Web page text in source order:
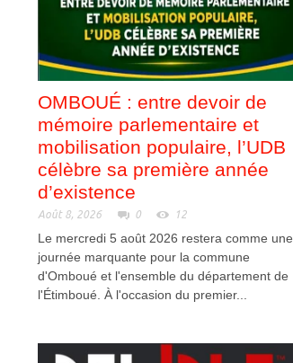
OMBOUÉ : entre devoir de
mémoire parlementaire et
mobilisation populaire, l’UDB
célèbre sa première année
d’existence
Août 8, 2026 0 12
Le mercredi 5 août 2026 restera comme une
journée marquante pour la commune
d'Omboué et l'ensemble du département de
l'Étimboué. À l'occasion du premier...